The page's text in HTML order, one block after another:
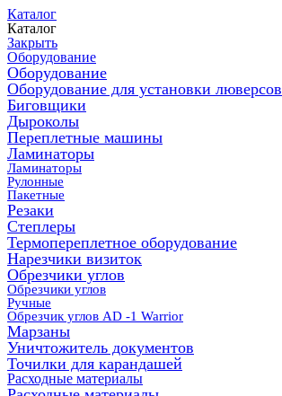
Каталог
Каталог
Закрыть
Оборудование
Оборудование
Оборудование для установки люверсов
Биговщики
Дыроколы
Переплетные машины
Ламинаторы
Ламинаторы
Рулонные
Пакетные
Резаки
Степлеры
Термопереплетное оборудование
Нарезчики визиток
Обрезчики углов
Обрезчики углов
Ручные
Обрезчик углов AD -1 Warrior
Марзаны
Уничтожитель документов
Точилки для карандашей
Расходные материалы